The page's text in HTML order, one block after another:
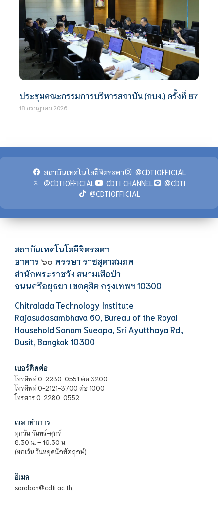
ประชุมคณะกรรมการบริหารสถาบัน (กบง.) ครั้งที่ 87
18 กรกฎาคม 2026
สถาบันเทคโนโลยีจิตรลดา
@CDTIOFFICIAL
@CDTIOFFICIAL
CDTI CHANNEL
@CDTI
@CDTIOFFICIAL
สถาบันเทคโนโลยีจิตรลดา
อาคาร ๖๐ พรรษา ราชสุดาสมภพ
สำนักพระราชวัง สนามเสือป่า
ถนนศรีอยุธยา เขตดุสิต กรุงเทพฯ 10300
Chitralada Technology Institute
Rajasudasambhava 60, Bureau of the Royal
Household Sanam Sueapa, Sri Ayutthaya Rd.,
Dusit, Bangkok 10300
เบอร์ติดต่อ
โทรศัพท์ 0-2280-0551 ต่อ 3200
โทรศัพท์ 0-2121-3700 ต่อ 1000
โทรสาร 0-2280-0552
เวลาทำการ
ทุกวัน จันทร์-ศุกร์
8.30 น. – 16.30 น.
(ยกเว้น วันหยุดนักขัตฤกษ์)
อีเมล
saraban@cdti.ac.th